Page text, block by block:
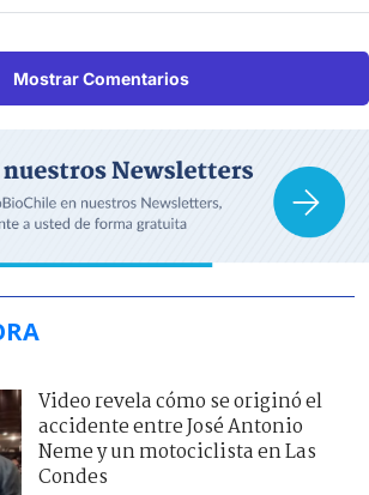
Mostrar Comentarios
Video revela cómo se originó el
accidente entre José Antonio
Neme y un motociclista en Las
Condes